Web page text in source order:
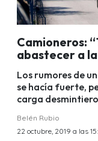
Camioneros:
abastecer a
Los rumores de
se hacía fuerte,
carga
Belén Rubio
22 octubre, 2019 a las